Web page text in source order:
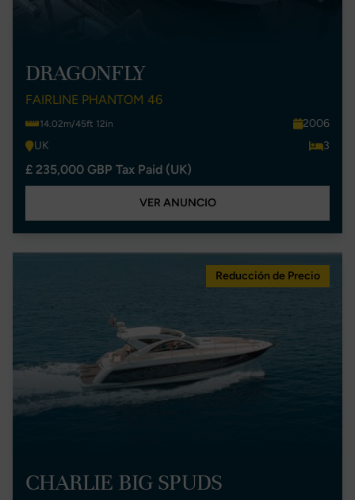
DRAGONFLY
FAIRLINE PHANTOM 46
14.02m/45ft 12in
2006
UK
3
£ 235,000 GBP Tax Paid (UK)
VER ANUNCIO
Reducción de Precio
CHARLIE BIG SPUDS